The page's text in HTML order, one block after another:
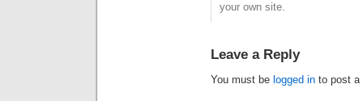
your own site.
Leave a Reply
You must be logged in to post a